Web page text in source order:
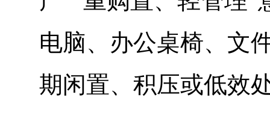
电脑、办公桌椅、文
期闲置、积压或低效